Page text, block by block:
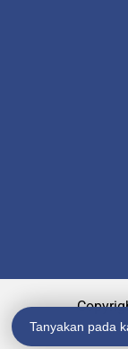
Tanyakan pada